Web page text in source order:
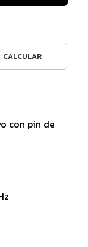
CALCULAR
con pin de